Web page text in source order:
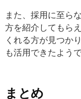
また、採用に至ら
方を紹介してもら
くれる方が見つかり
も活用できたようで
まとめ